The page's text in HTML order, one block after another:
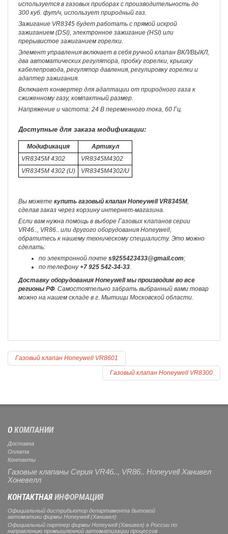
используется в газовых приборах с производительность до
300 куб. фут/ч, использует природный газ.
Зажигание VR8345 будет работать с прямой искрой
зажиганием (DSI), электронное зажигание (HSI) или
прерывистое зажиганием горелки.
Элемент управления включает в себя ручной клапан ВКЛ/ВЫКЛ,
два автоматических регулятора, пробку горелки, крышку
кабелепровода, регулятор давления, регулировку горелки и
адаптер зажигания.
Включает конвертер для адаптации от природного газа к
сжиженному газу, компактный размер.
Напряжение и частота: 24 В переменного тока, 60 Гц.
Доступные для заказа модификации:
Модификация
Артикул
VR8345M 4302
VR8345M4302
VR8345M 4302 (U)
VR8345M4302/U
Вы можете купить газовый клапан Honeywell VR8345M,
сделав заказ через корзину интернет-магазина.
Если вам нужна помощь в выборе Газовых клапанов серии
VR46.., VR86.. или другого оборудования Honeywell,
обратитесь к нашему техническому специалисту. Это можно
сделать:
по электронной почте s9255423433@gmail.com;
по телефону+7 925 542-34-33.
Доставку оборудования Honeywell мы производим во все
регионы РФ. Самостоятельно забрать выбранный вами товар
можно на нашем складе в г. Мытищи Московской области.
Газовый клапан Honeywell VR8601
Газовый клапан Honeywell VR8300
О КОМПАНИИ
Доставка
Оплата
Контакты
Газовые клапаны Серия VR46.., VR86.. Honeyvell Ханивел
Хоневелл
КОНТАКТНАЯИНФОРМАЦИЯ
Официальный дистрибьютор департамента бытовой
автоматики фирмы Honeywell (Ханивел)
Официальный партнер фирмы Honeywell (Ханивел) в России по
направлению промышленной автоматизации процессов